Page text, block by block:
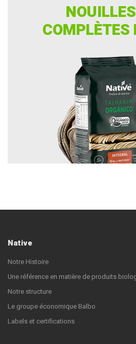
Native
Notre Histoire
Une référence en matière de produits
Notre structure
Le groupe économique Balbo
Labels et certifications